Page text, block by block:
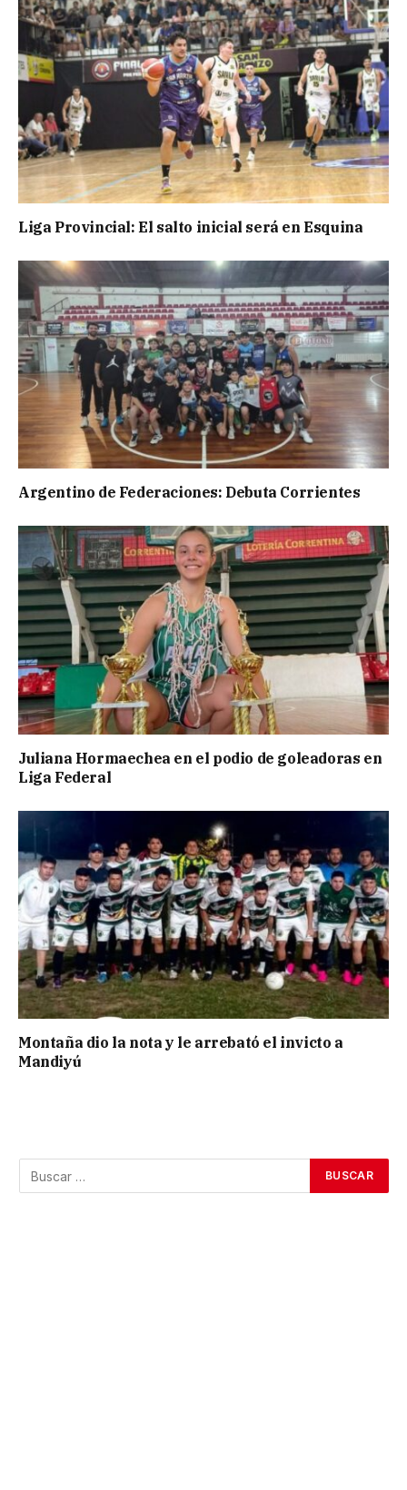
Liga Provincial: El salto inicial será en Esquina
Argentino de Federaciones: Debuta Corrientes
Juliana Hormaechea en el podio de goleadoras en
Liga Federal
Montaña dio la nota y le arrebató el invicto a
Mandiyú